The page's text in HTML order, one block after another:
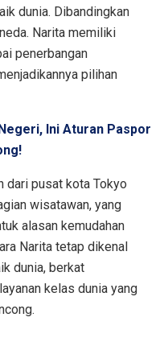
dunia. Dibandingkan
Narita memiliki
penerbangan
pilihan
Ini Aturan Paspor
dari pusat kota Tokyo
wisatawan, yang
alasan kemudahan
Narita tetap dikenal
dunia, berkat
kelas dunia yang